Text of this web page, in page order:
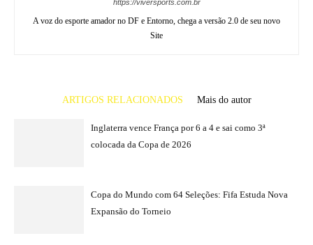
https://viversports.com.br
A voz do esporte amador no DF e Entorno, chega a versão 2.0 de seu novo
Site
ARTIGOS RELACIONADOS Mais do autor
Inglaterra vence França por 6 a 4 e sai como 3ª
colocada da Copa de 2026
Copa do Mundo com 64 Seleções: Fifa Estuda Nova
Expansão do Torneio